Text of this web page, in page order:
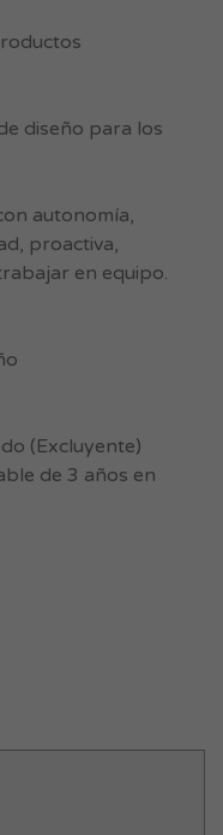
diseño para los
autonomía,
proactiva,
en equipo.
(Excluyente)
de 3 años en